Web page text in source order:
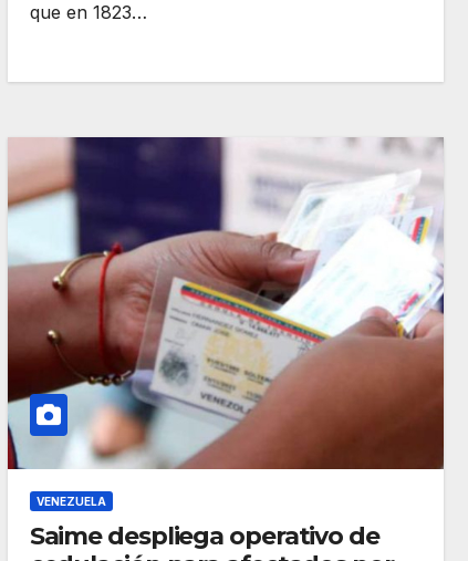
que en 1823…
VENEZUELA
Saime despliega operativo de